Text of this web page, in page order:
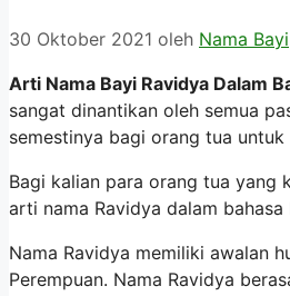
30 Oktober 2021 oleh Nama Bayi
Arti Nama Bayi Ravidya Dalam
sangat dinantikan oleh semua
semestinya bagi orang tua
Bagi kalian para orang tua yang
arti nama Ravidya dalam bahasa
Nama Ravidya memiliki awalan
Perempuan. Nama Ravidya